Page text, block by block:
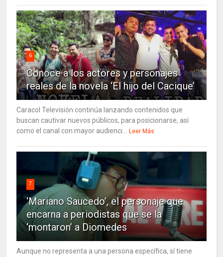
6
Conoce a los actores y personajes
reales de la novela ‘El hijo del Cacique’
Caracol Televisión continúa lanzando contenidos que
buscan cautivar nuevos públicos, para posicionarse, así
como el canal con mayor audienci... Leer Más
7
‘Mariano Saucedo’, el personaje que
encarna a periodistas que se la
‘montaron’ a Diomedes
Aunque no representa a una persona específica, sí tiene